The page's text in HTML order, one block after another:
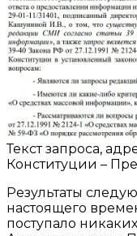
Текст запроса,
Конституции –
Результаты
настоящего
поступало